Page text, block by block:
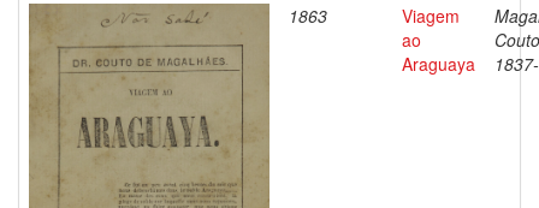
1863
Viagem
ao
Araguaya